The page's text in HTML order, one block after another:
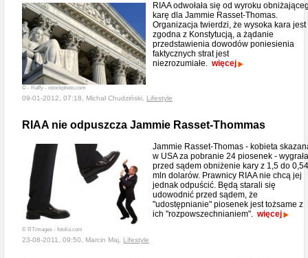
© - Raffy - istockphoto.com
RIAA odwołała się od wyroku
karę dla Jammie Rasset-Thomas.
Organizacja twierdzi, że wysoka kara jest
zgodna z Konstytucją, a żądanie
przedstawienia dowodów poniesienia
faktycznych strat jest
niezrozumiałe. więcej
09-01-2012, 07:18, Michał Chudziński, Lifestyle
RIAA nie odpuszcza Jammie Rasset-Thommas
© RTimages - fotolia.com
Jammie Rasset-Thomas - kobieta
w USA za pobranie 24 piosenek - wygrała
przed sądem obniżenie kary z 1,5 do 0,54
mln dolarów. Prawnicy RIAA nie chcą jej
jednak odpuścić. Będą starali się
udowodnić przed sądem, że
"udostępnianie" piosenek jest tożsame z
ich "rozpowszechnianiem". więcej
23-08-2011, 09:50, Marcin Maj, Lifestyle